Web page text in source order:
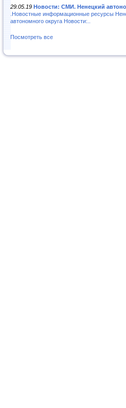
29.05.19 Новости: СМИ. Ненецкий
.Новостные информационные ресурсы
автономного округа Новости:..
Посмотреть все